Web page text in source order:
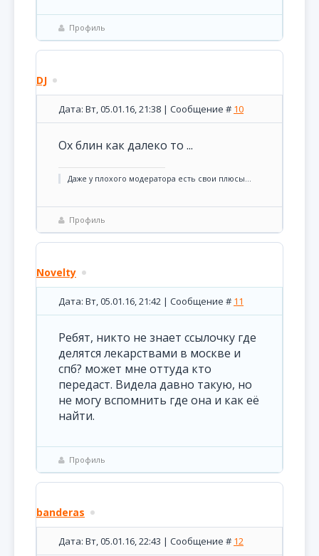
Профиль
DJ
Дата: Вт, 05.01.16, 21:38 | Сообщение # 10
Ох блин как далеко то ...
Даже у плохого модератора есть свои плюсы...
Профиль
Novelty
Дата: Вт, 05.01.16, 21:42 | Сообщение # 11
Ребят, никто не знает ссылочку где
делятся лекарствами в москве и
спб? может мне оттуда кто
передаст. Видела давно такую, но
не могу вспомнить где она и как её
найти.
Профиль
banderas
Дата: Вт, 05.01.16, 22:43 | Сообщение # 12